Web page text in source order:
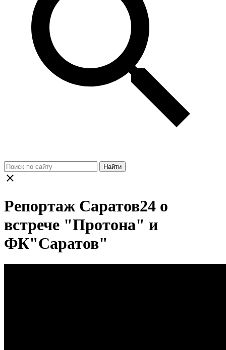
Найти
Репортаж Саратов24 о
встрече "Протона" и
ФК"Саратов"